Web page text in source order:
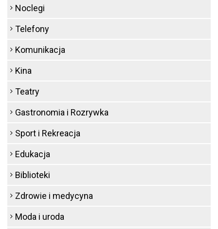
Noclegi
Telefony
Komunikacja
Kina
Teatry
Gastronomia i Rozrywka
Sport i Rekreacja
Edukacja
Biblioteki
Zdrowie i medycyna
Moda i uroda